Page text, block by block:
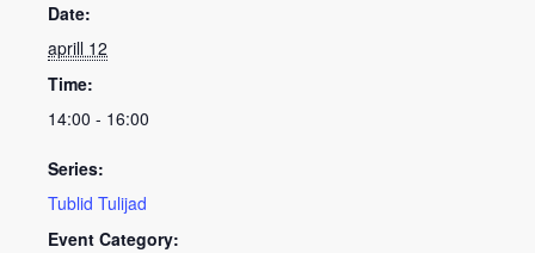
Date:
aprill 12
Time:
14:00 - 16:00
Series:
Tublid Tulijad
Event Category: